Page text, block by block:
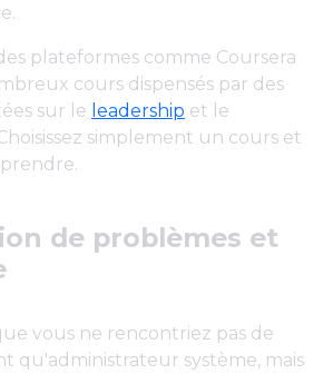
plateformes comme Coursera
cours dispensés par des
sur le leadership et le
simplement un cours et
de problèmes et
vous ne rencontriez pas de
qu'administrateur système, mais